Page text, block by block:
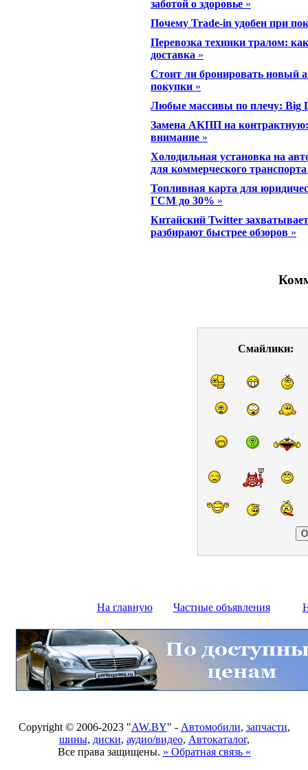
заботой о здоровье »
Почему Trade-in удобен при
Перевозка техники тралом:
доставка »
Стоит ли бронировать новый
покупки »
Любые массивы по плечу: Big
Замена АКПП на контрактную:
внимание »
Холодильная установка на
для коммерческого транспорта
Топливная карта для
ГСМ до 30% »
Китайский Twitter
разбирают быстрее обзоров »
Смайлики:
На главную Частные объявления
Copyright © 2006-2023 "AW.BY" - Автомобили, запчасти,
шины, диски, аудио/видео, Автокаталог,
Все права защищены. » Обратная связь «